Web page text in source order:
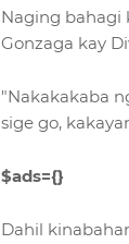
Naging bahagi
Gonzaga kay
"Nakakakaba
sige go,
$ads={}
Dahil